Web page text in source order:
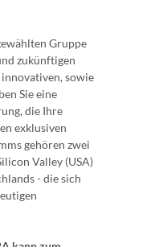
Gruppe
zukünftigen
sowie
Sie eine
die Ihre
exklusiven
gehören zwei
Valley (USA)
- die sich